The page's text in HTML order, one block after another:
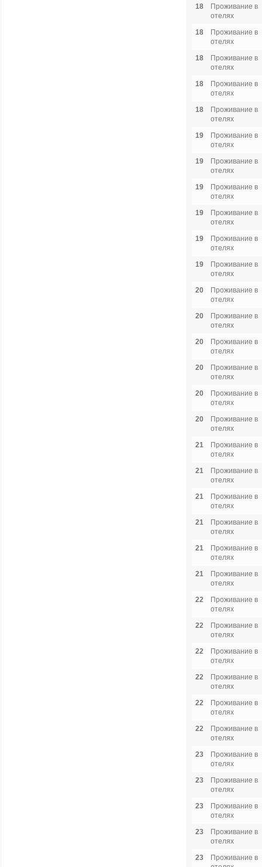
18
Проживание в
отелях
18
Проживание в
отелях
18
Проживание в
отелях
18
Проживание в
отелях
18
Проживание в
отелях
19
Проживание в
отелях
19
Проживание в
отелях
19
Проживание в
отелях
19
Проживание в
отелях
19
Проживание в
отелях
19
Проживание в
отелях
20
Проживание в
отелях
20
Проживание в
отелях
20
Проживание в
отелях
20
Проживание в
отелях
20
Проживание в
отелях
20
Проживание в
отелях
21
Проживание в
отелях
21
Проживание в
отелях
21
Проживание в
отелях
21
Проживание в
отелях
21
Проживание в
отелях
21
Проживание в
отелях
22
Проживание в
отелях
22
Проживание в
отелях
22
Проживание в
отелях
22
Проживание в
отелях
22
Проживание в
отелях
22
Проживание в
отелях
23
Проживание в
отелях
23
Проживание в
отелях
23
Проживание в
отелях
23
Проживание в
отелях
23
Проживание в